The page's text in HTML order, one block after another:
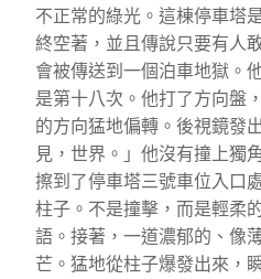
不正常的綠光。這棟停車塔
終空著，並且傳說只要有人
會被傳送到一個泊車地獄。
是第十八次。他打了方向盤
的方向猛地偏轉。後視鏡發
見，世界。」他沒有撞上獨
擦到了停車塔三號車位入口
柱子。不是撞擊，而是輕柔
語。接著，一道濃郁的、像
芒。猛地從柱子爆發出來，